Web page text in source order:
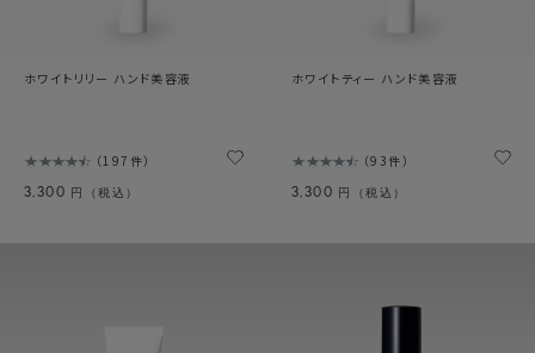
ホワイトリリー ハンド美容液
197件
3,300 円（税込）
ホワイトティー ハンド美容液
93件
3,300 円（税込）